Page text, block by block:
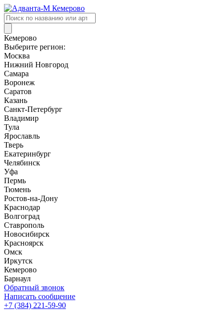
Поиск
товаров
Кемерово
Выберите регион:
Москва
Нижний Новгород
Самара
Воронеж
Саратов
Казань
Санкт-Петербург
Владимир
Тула
Ярославль
Тверь
Екатеринбург
Челябинск
Уфа
Пермь
Тюмень
Ростов-на-Дону
Краснодар
Волгоград
Ставрополь
Новосибирск
Красноярск
Омск
Иркутск
Кемерово
Барнаул
Обратный звонок
Написать сообщение
+7 (384) 221-59-90